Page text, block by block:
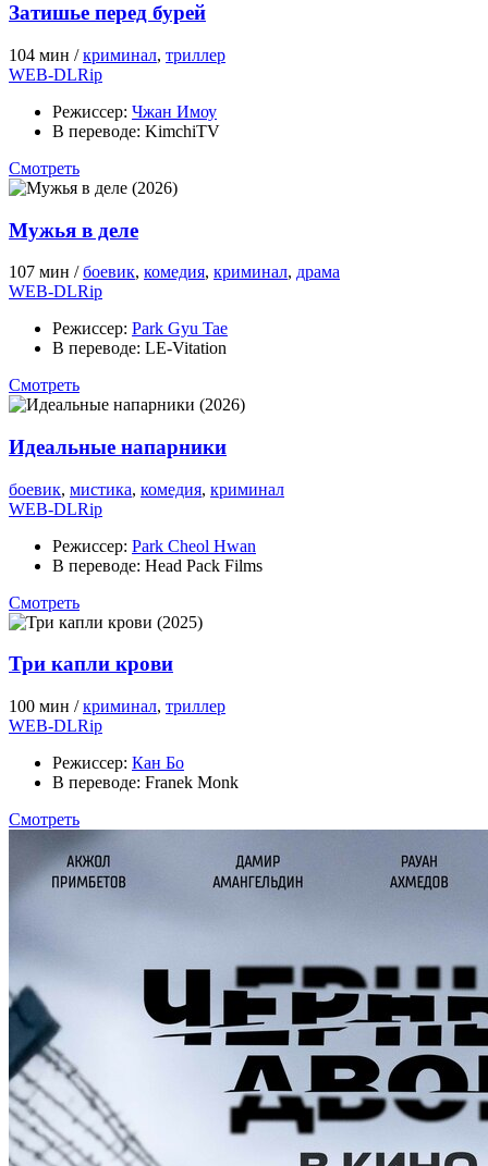
Затишье перед бурей
104 мин /криминал, триллер
WEB-DLRip
Режиссер: Чжан Имоу
В переводе: KimchiTV
Смотреть
Мужья в деле
107 мин /боевик, комедия, криминал, драма
WEB-DLRip
Режиссер: Park Gyu Tae
В переводе: LE-Vitation
Смотреть
Идеальные напарники
боевик, мистика, комедия, криминал
WEB-DLRip
Режиссер: Park Cheol Hwan
В переводе: Head Pack Films
Смотреть
Три капли крови
100 мин /криминал, триллер
WEB-DLRip
Режиссер: Кан Бо
В переводе: Franek Monk
Смотреть